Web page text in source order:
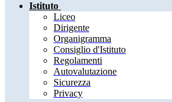
Istituto
Liceo
Dirigente
Organigramma
Consiglio d'Istituto
Regolamenti
Autovalutazione
Sicurezza
Privacy